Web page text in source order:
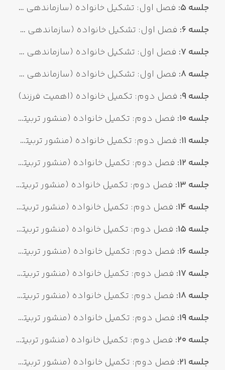
جلسه 5:
فصل اول: تشکیل خانواده (سازماندهی خانواده در قرآن ۱)
جلسه 6:
فصل اول: تشکیل خانواده (سازماندهی خانواده در قرآن 2)
جلسه 7:
فصل اول: تشکیل خانواده (سازماندهی خانواده در قرآن 3)
جلسه 8:
فصل اول: تشکیل خانواده (سازماندهی خانواده در قرآن 4)
جلسه 9:
فصل دوم: تکمیل خانواده (اهمیت فرزند)
جلسه 10:
فصل دوم: تکمیل خانواده (منشور تربیتی لقمان ۱)
جلسه 11:
فصل دوم: تکمیل خانواده (منشور تربیتی لقمان ۲)
جلسه 12:
فصل دوم: تکمیل خانواده (منشور تربیتی لقمان ۳)
جلسه 13:
فصل دوم: تکمیل خانواده (منشور تربیتی لقمان ۴)
جلسه 14:
فصل دوم: تکمیل خانواده (منشور تربیتی لقمان 5)
جلسه 15:
فصل دوم: تکمیل خانواده (منشور تربیتی لقمان ۶)
جلسه 16:
فصل دوم: تکمیل خانواده (منشور تربیتی لقمان ۷)
جلسه 17:
فصل دوم: تکمیل خانواده (منشور تربیتی لقمان ۸)
جلسه 18:
فصل دوم: تکمیل خانواده (منشور تربیتی لقمان ۹)
جلسه 19:
فصل دوم: تکمیل خانواده (منشور تربیتی لقمان ۱۰)
جلسه 20:
فصل دوم: تکمیل خانواده (منشور تربیتی لقمان ۱۱)
جلسه 21:
فصل دوم: تکمیل خانواده (منشور تربیتی لقمان ۱۲)